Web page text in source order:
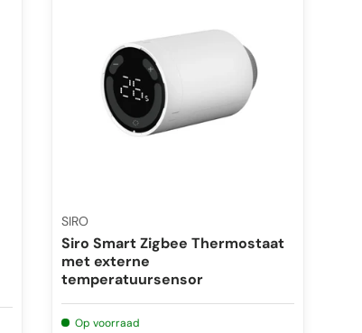
SIRO
Siro Smart Zigbee Thermostaat
met externe
temperatuursensor
Op voorraad